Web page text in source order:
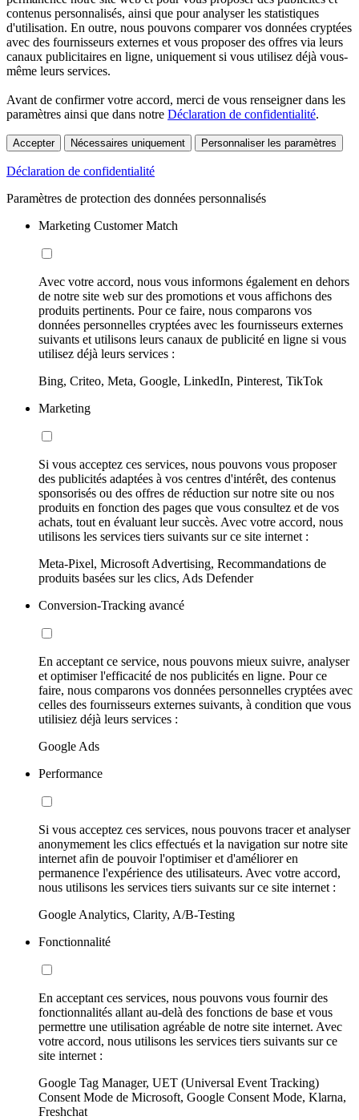
contenus personnalisés, ainsi que pour analyser les statistiques
d'utilisation. En outre, nous pouvons comparer vos données cryptées
avec des fournisseurs externes et vous proposer des offres via leurs
canaux publicitaires en ligne, uniquement si vous utilisez déjà vous-
même leurs services.
Avant de confirmer votre accord, merci de vous renseigner dans les
paramètres ainsi que dans notre Déclaration de confidentialité.
Accepter Nécessaires uniquement Personnaliser les paramètres
Déclaration de confidentialité
Paramètres de protection des données personnalisés
Marketing Customer Match
Avec votre accord, nous vous informons également en dehors
de notre site web sur des promotions et vous affichons des
produits pertinents. Pour ce faire, nous comparons vos
données personnelles cryptées avec les fournisseurs externes
suivants et utilisons leurs canaux de publicité en ligne si vous
utilisez déjà leurs services :
Bing, Criteo, Meta, Google, LinkedIn, Pinterest, TikTok
Marketing
Si vous acceptez ces services, nous pouvons vous proposer
des publicités adaptées à vos centres d'intérêt, des contenus
sponsorisés ou des offres de réduction sur notre site ou nos
produits en fonction des pages que vous consultez et de vos
achats, tout en évaluant leur succès. Avec votre accord, nous
utilisons les services tiers suivants sur ce site internet :
Meta-Pixel, Microsoft Advertising, Recommandations de
produits basées sur les clics, Ads Defender
Conversion-Tracking avancé
En acceptant ce service, nous pouvons mieux suivre, analyser
et optimiser l'efficacité de nos publicités en ligne. Pour ce
faire, nous comparons vos données personnelles cryptées avec
celles des fournisseurs externes suivants, à condition que vous
utilisiez déjà leurs services :
Google Ads
Performance
Si vous acceptez ces services, nous pouvons tracer et analyser
anonymement les clics effectués et la navigation sur notre site
internet afin de pouvoir l'optimiser et d'améliorer en
permanence l'expérience des utilisateurs. Avec votre accord,
nous utilisons les services tiers suivants sur ce site internet :
Google Analytics, Clarity, A/B-Testing
Fonctionnalité
En acceptant ces services, nous pouvons vous fournir des
fonctionnalités allant au-delà des fonctions de base et vous
permettre une utilisation agréable de notre site internet. Avec
votre accord, nous utilisons les services tiers suivants sur ce
site internet :
Google Tag Manager, UET (Universal Event Tracking)
Consent Mode de Microsoft, Google Consent Mode, Klarna,
Freshchat